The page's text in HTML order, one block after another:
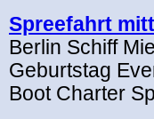
Spreefahrt
Berlin Schiff
Geburtstag
Boot Charter